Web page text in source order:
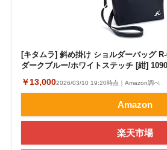
[キタムラ] 斜め掛け ショルダーバッグ R-
ダークブルー/ホワイトステッチ [紺]
￥13,0002026/03/10 19:20時点｜Amazon調べ
Amazon
楽天市場